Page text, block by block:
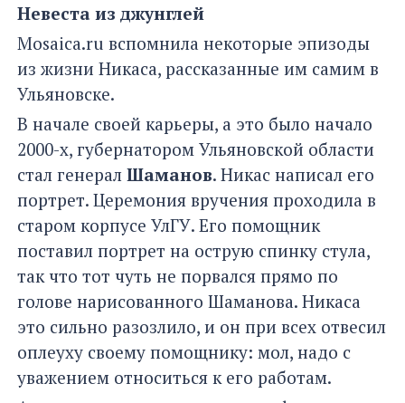
Невеста из джунглей
Mosaica.ru вспомнила некоторые эпизоды
из жизни Никаса, рассказанные им самим в
Ульяновске.
В начале своей карьеры, а это было начало
2000-х, губернатором Ульяновской области
стал генерал Шаманов. Никас написал его
портрет. Церемония вручения проходила в
старом корпусе УлГУ. Его помощник
поставил портрет на острую спинку стула,
так что тот чуть не порвался прямо по
голове нарисованного Шаманова. Никаса
это сильно разозлило, и он при всех отвесил
оплеуху своему помощнику: мол, надо с
уважением относиться к его работам.